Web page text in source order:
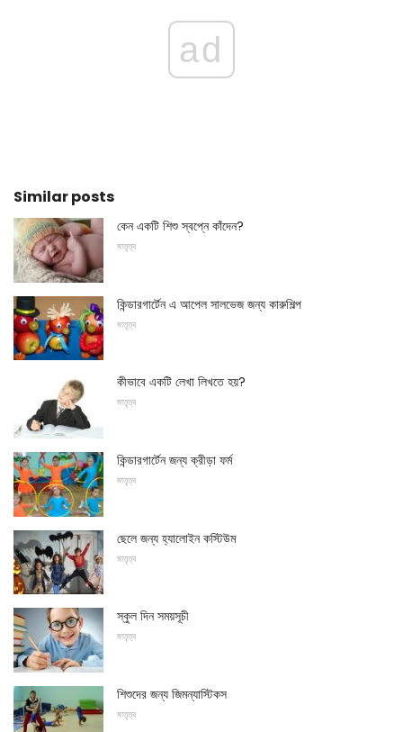
ad
Similar posts
কেন একটি শিশু স্বপ্নে কাঁদেন?
মাতৃত্ব
কিন্ডারগার্টেন এ আপেল সালভেজ জন্য কারুশিল্প
মাতৃত্ব
কীভাবে একটি লেখা লিখতে হয়?
মাতৃত্ব
কিন্ডারগার্টেন জন্য ক্রীড়া ফর্ম
মাতৃত্ব
ছেলে জন্য হ্যালোইন কস্টিউম
মাতৃত্ব
স্কুল দিন সময়সূচী
মাতৃত্ব
শিশুদের জন্য জিমন্যাস্টিকস
মাতৃত্ব